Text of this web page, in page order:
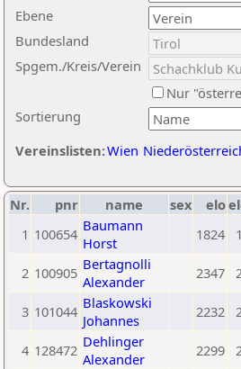
Ebene
Sortierung
Bundesland
Spgem./Kreis/Verein
Nur
Vereinslisten:Wien
Nr. pnr name sex elo
1 100654 Baumann
Horst
1824
2 100905 Bertagnolli
Alexander
2347
3 101044 Blaskowski
Johannes
2232
4 128472 Dehlinger
Alexander
2299